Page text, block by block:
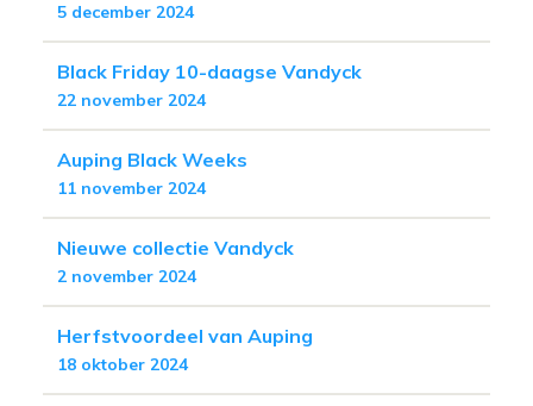
5 december 2024
Black Friday 10-daagse Vandyck
22 november 2024
Auping Black Weeks
11 november 2024
Nieuwe collectie Vandyck
2 november 2024
Herfstvoordeel van Auping
18 oktober 2024